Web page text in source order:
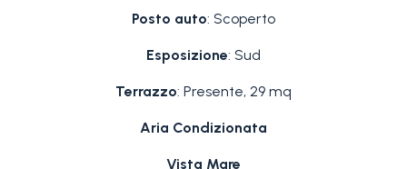
Posto auto: Scoperto
Esposizione: Sud
Terrazzo: Presente, 29 mq
Aria Condizionata
Vista Mare